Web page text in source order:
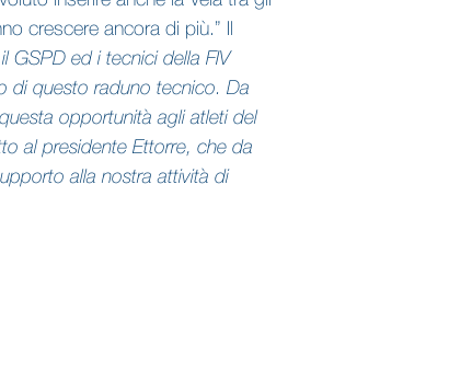
crescere ancora di più.” Il
GSPD ed i tecnici della FIV
di questo raduno tecnico. Da
opportunità agli atleti del
al presidente Ettorre, che da
alla nostra attività di